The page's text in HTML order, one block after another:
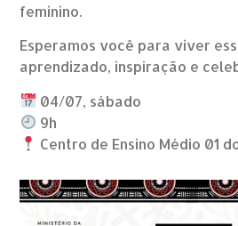
feminino.
Esperamos você para viver
aprendizado, inspiração e
04/07, sábado
9h
Centro de Ensino Médio 01